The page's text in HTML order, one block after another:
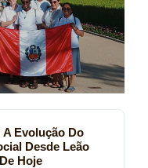
A Evolução Do
Desde Leão
Hoje